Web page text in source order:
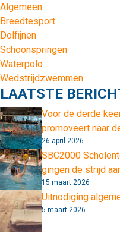
Algemeen
Breedtesport
Dolfijnen
Schoonspringen
Waterpolo
Wedstrijdzwemmen
LAATSTE
Voor de derde
promoveert naar
26 april 2026
SBC2000
gingen de strijd
15 maart 2026
Uitnodiging
5 maart 2026